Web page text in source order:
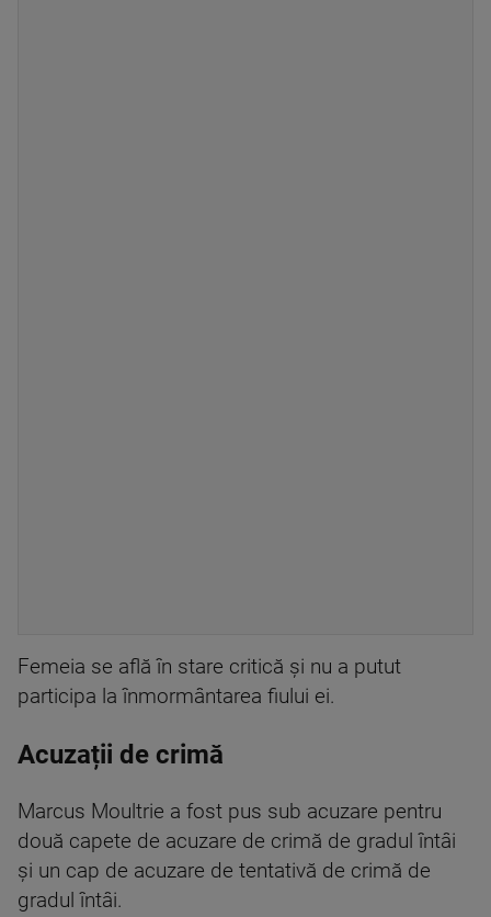
Femeia se află în stare critică și nu a putut
participa la înmormântarea fiului ei.
Acuzații de crimă
Marcus Moultrie a fost pus sub acuzare pentru
două capete de acuzare de crimă de gradul întâi
și un cap de acuzare de tentativă de crimă de
gradul întâi.